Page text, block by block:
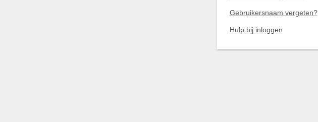
Gebruikersnaam vergeten?
Hulp bij inloggen